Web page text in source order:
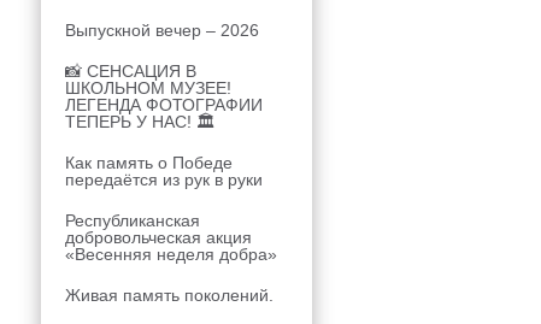
Выпускной вечер – 2026
📸 СЕНСАЦИЯ В
ШКОЛЬНОМ МУЗЕЕ!
ЛЕГЕНДА ФОТОГРАФИИ
ТЕПЕРЬ У НАС! 🏛
Как память о Победе
передаётся из рук в руки
Республиканская
добровольческая акция
«Весенняя неделя добра»
Живая память поколений.